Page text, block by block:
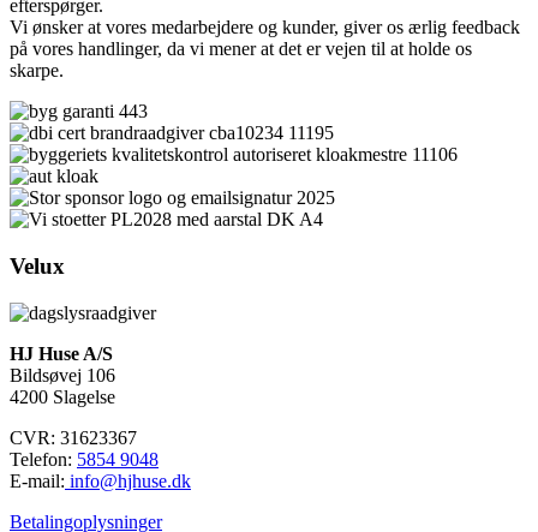
efterspørger.
​Vi ønsker at vores medarbejdere og kunder, giver os ærlig feedback
på vores handlinger, da vi mener at det er vejen til at holde os
skarpe.
Velux
HJ Huse A/S
Bildsøvej 106
4200 Slagelse
CVR: 31623367
Telefon: 5854 9048
E-mail: info@hjhuse.dk
Betalingoplysninger